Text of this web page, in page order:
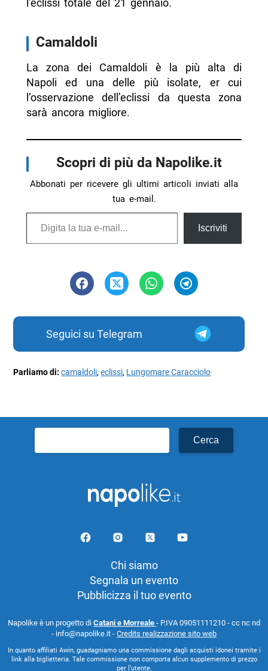
Camaldoli
La zona dei Camaldoli è la più alta di
Napoli ed una delle più isolate, er cui
l’osservazione dell’eclissi da questa zona
sarà ancora migliore.
Scopri di più da Napolike.it
Abbonati per ricevere gli ultimi articoli inviati alla
tua e-mail.
Digita la tua e-mail...
Iscriviti
Seguici su Telegram
Parliamo di:camaldoli,eclissi, Lungomare Caracciolo
per:
Chi siamo
Segnala un evento
Pubblicizza il tuo evento
Napolike è un progetto di Catani e Morreale - P.IVA 09051111210 - cc nc nd
- info@napolike.it - Credits realizzazione sito web
In quanto affiliati Awin, guadagniamo una commissione dagli acquisti idonei tramite i
link alla biglietteria. Tale commissione non comporta alcun supplemento di prezzo
per l’utente.